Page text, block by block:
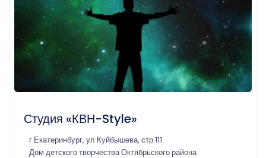
Студия «КВН-Style»
г Екатеринбург, ул Куйбышева, стр 111
Дом детского творчества Октябрьского района